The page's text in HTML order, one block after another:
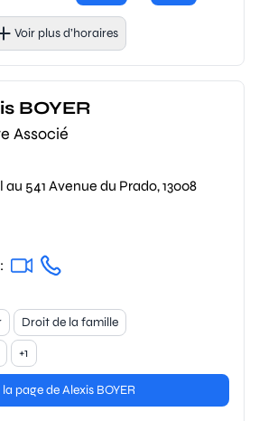
Voir plus d’horaires
BOYER
Associé
541 Avenue du Prado, 13008
Droit de la famille
+1
la page de Alexis BOYER